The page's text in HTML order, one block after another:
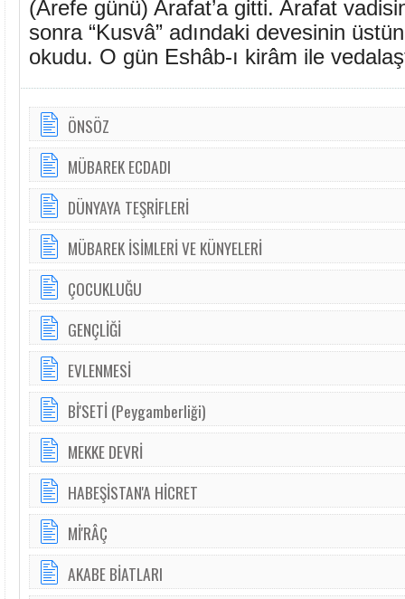
(Arefe günü) Arafat’a gitti. Arafat
sonra “Kusvâ” adındaki devesinin
okudu. O gün Eshâb-ı kirâm ile
ÖNSÖZ
MÜBAREK ECDADI
DÜNYAYA TEŞRİFLERİ
MÜBAREK İSİMLERİ VE KÜNYELERİ
ÇOCUKLUĞU
GENÇLİĞİ
EVLENMESİ
Bİ'SETİ (Peygamberliği)
MEKKE DEVRİ
HABEŞİSTAN'A HİCRET
Mİ'RÂÇ
AKABE BİATLARI